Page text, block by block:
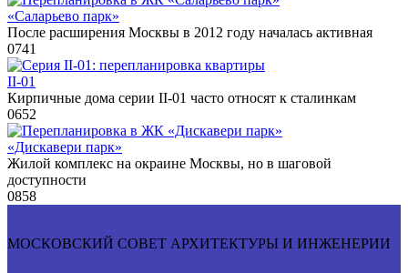
«Саларьево парк»
После расширения Москвы в 2012 году началась активная
0741
II-01
Кирпичные дома серии II-01 часто относят к сталинкам
0652
«Дискавери парк»
Жилой комплекс на окраине Москвы, но в шаговой
доступности
0858
МОСКОВСКИЙ СОВЕТ АРХИТЕКТУРЫ И ИНЖЕНЕРИИ